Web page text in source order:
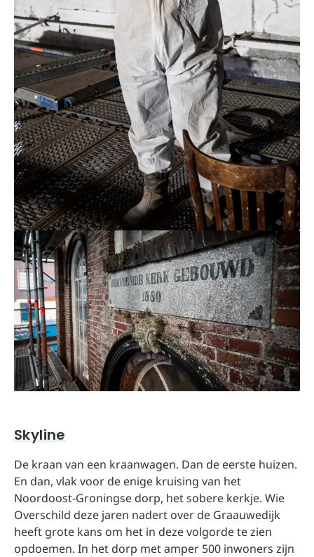
Skyline
De kraan van een kraanwagen. Dan de eerste huizen.
En dan, vlak voor de enige kruising van het
Noordoost-Groningse dorp, het sobere kerkje. Wie
Overschild deze jaren nadert over de Graauwedijk
heeft grote kans om het in deze volgorde te zien
opdoemen. In het dorp met amper 500 inwoners zijn